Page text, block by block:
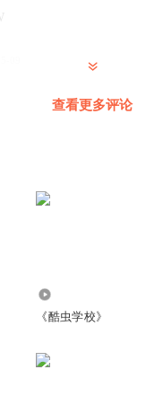
这是多少人民币或美元
血吗？
查看更多评论
《酷虫学校》